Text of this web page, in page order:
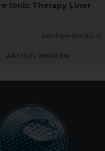
Ionic Therapy Liner
vorher 89,95 €
ARTIKEL MERKEN